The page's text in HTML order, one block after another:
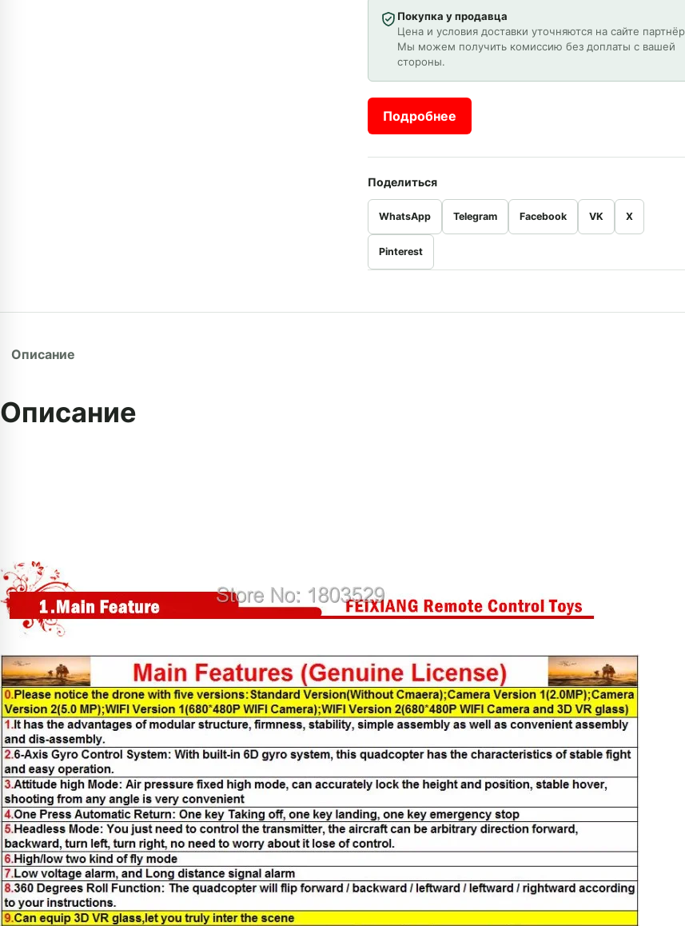
Покупка у продавца
Цена и условия доставки уточняются на сайте
Мы можем получить комиссию без доплаты с вашей
стороны.
Подробнее
Поделиться
WhatsApp Telegram Facebook VK X
Pinterest
Описание
Описание